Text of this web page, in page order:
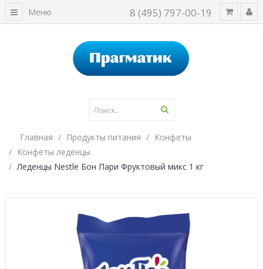
8 (495) 797-00-19
Меню
Главная Продукты питания
Конфеты
Конфеты леденцы
Леденцы Nestle Бон Пари Фруктовый микс 1 кг